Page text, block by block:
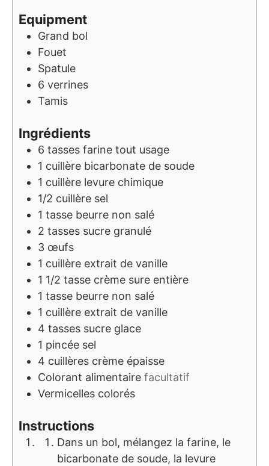
Equipment
Grand bol
Fouet
Spatule
6 verrines
Tamis
Ingrédients
6 tasses farine tout usage
1 cuillère bicarbonate de soude
1 cuillère levure chimique
1/2 cuillère sel
1 tasse beurre non salé
2 tasses sucre granulé
3 œufs
1 cuillère extrait de vanille
1 1/2 tasse crème sure entière
1 tasse beurre non salé
1 cuillère extrait de vanille
4 tasses sucre glace
1 pincée sel
4 cuillères crème épaisse
Colorant alimentaire facultatif
Vermicelles colorés
Instructions
Dans un bol, mélangez la farine, le
bicarbonate de soude, la levure